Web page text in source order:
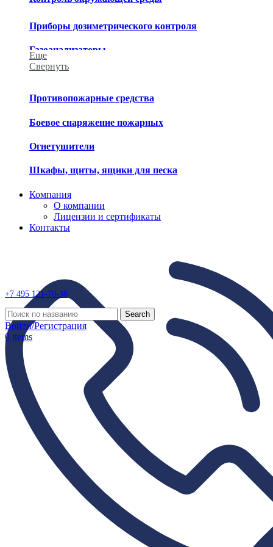
Приборы дозиметрического контроля
Газоанализаторы
Приборы химического контроля
Приборы метеорологического контроля
Средства обеззараживания
Еще
Свернуть
Противопожарные средства
Боевое снаряжение пожарных
Огнетушители
Шкафы, щиты, ящики для песка
Компания
О компании
Лицензии и сертификаты
Контакты
+7 495 121-70-38
Search
Войти/Регистрация
0 items